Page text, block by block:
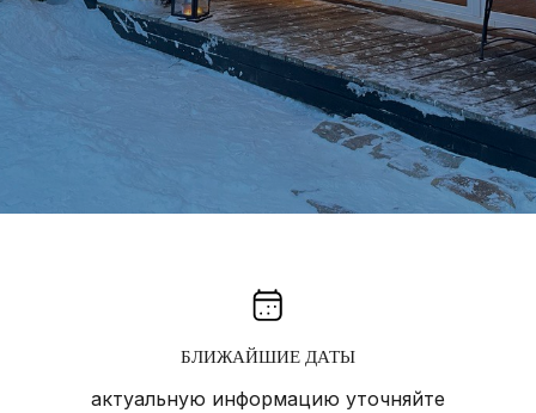
БЛИЖАЙШИЕ ДАТЫ
актуальную информацию уточняйте